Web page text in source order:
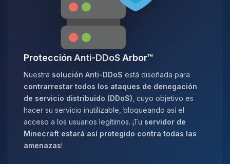
Protección Anti-DDoS Arbor™
Nuestra solución Anti-DDoS está diseñada para
contrarrestar todos los ataques de denegación
de servicio distribuido (DDoS) , cuyo objetivo es
hacer su servicio inutilizable, bloqueando así el
acceso a los usuarios legítimos. ¡Tu servidor de
Minecraft estará así protegido contra todas las
amenazas!